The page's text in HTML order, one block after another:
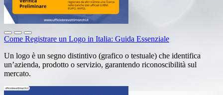
Come Registrare un Logo in Italia: Guida Essenziale
Un logo è un segno distintivo (grafico o testuale) che identifica
un’azienda, prodotto o servizio, garantendo riconoscibilità sul
mercato.